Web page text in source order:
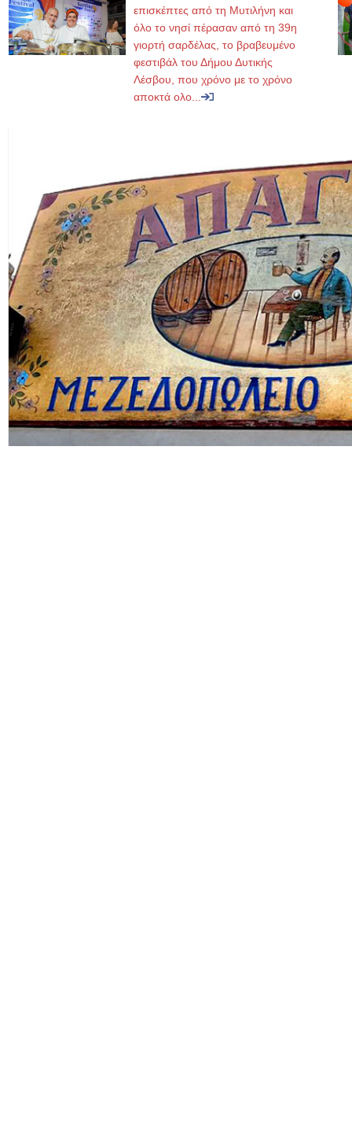
επισκέπτες από τη Μυτιλήνη και
όλο το νησί πέρασαν από τη 39η
γιορτή σαρδέλας, το βραβευμένο
φεστιβάλ του Δήμου Δυτικής
Λέσβου, που χρόνο με το χρόνο
αποκτά ολο...